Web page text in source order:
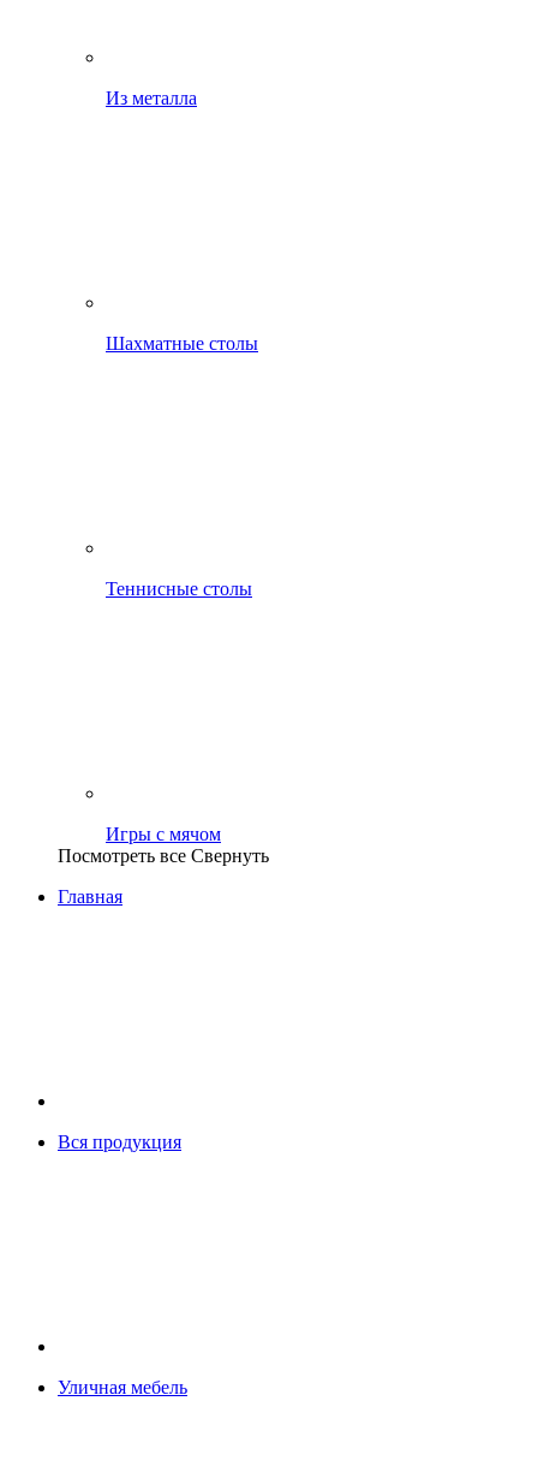
Из металла
Шахматные столы
Теннисные столы
Игры с мячом
Посмотреть все Свернуть
Главная
Вся продукция
Уличная мебель